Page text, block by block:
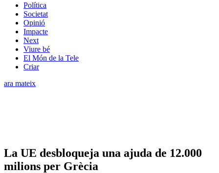
Política
Societat
Opinió
Impacte
Next
Viure bé
El Món de la Tele
Criar
ara mateix
La UE desbloqueja una ajuda de 12.000
milions per Grècia